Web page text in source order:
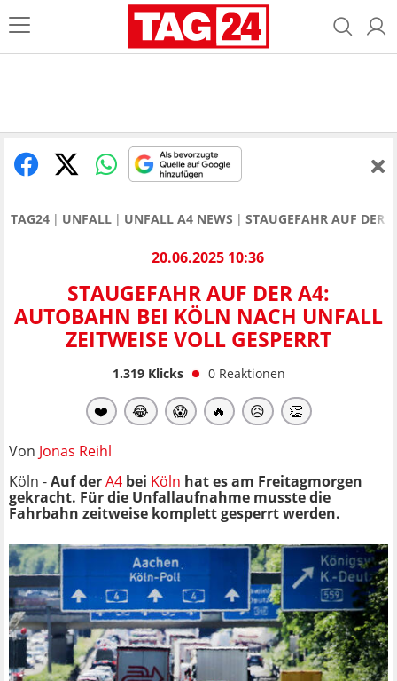
TAG24 UNFALL UNFALL A4 NEWS STAUGEFAHR AUF DER
20.06.2025 10:36
STAUGEFAHR AUF DER A4:
AUTOBAHN BEI KÖLN NACH UNFALL
ZEITWEISE VOLL GESPERRT
1.319Klicks 0 Reaktionen
❤️ 😂 😱 🔥 😥 👏
Von Jonas Reihl
Köln -Auf derA4 bei Köln hat es am Freitagmorgen
gekracht. Für die Unfallaufnahme musste die
Fahrbahn zeitweise komplett gesperrt werden.